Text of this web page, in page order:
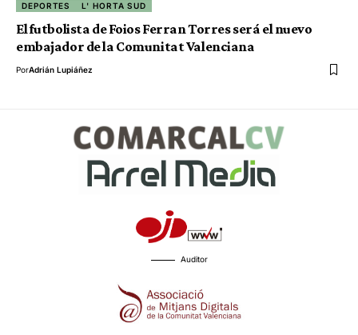
DEPORTES L' HORTA SUD
El futbolista de Foios Ferran Torres será el nuevo
embajador de la Comunitat Valenciana
PorAdrián Lupiáñez
Auditor